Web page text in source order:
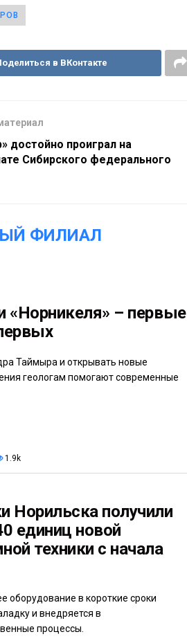
в ВКонтакте
достойно проиграл на
Сибирского федерального
ФИЛИАЛ
«Норникеля» – первые
Таймыра и открывать новые
геологам помогают современные
1.9k
Норильска получили
единиц новой
техники с начала
оборудование в короткие сроки
и внедряется в
процессы.